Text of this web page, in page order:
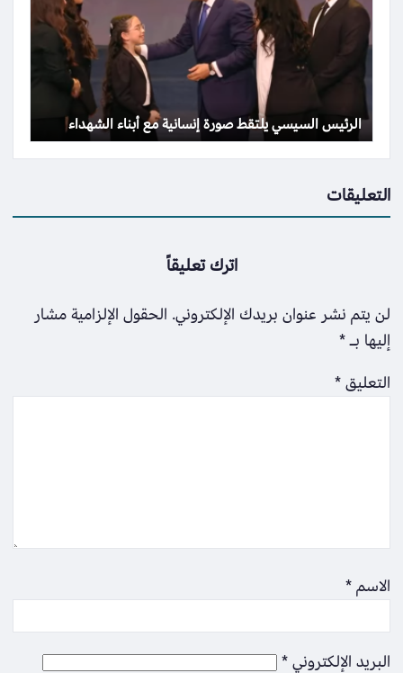
الرئيس السيسي يلتقط صورة إنسانية مع أبناء الشهداء
التعليقات
اترك تعليقاً
لن يتم نشر عنوان بريدك الإلكتروني. الحقول الإلزامية مشار
إليها بـ*
التعليق*
الاسم*
البريد الإلكتروني*